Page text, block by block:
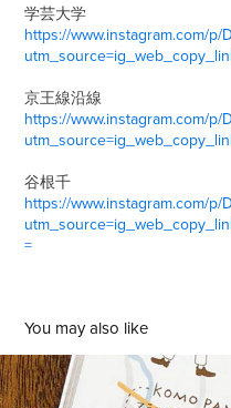
学芸大学
https://www.instagram.com/p/
京王線沿線
https://www.instagram.com/p/
谷根千
https://www.instagram.com/p/
=
You may also like